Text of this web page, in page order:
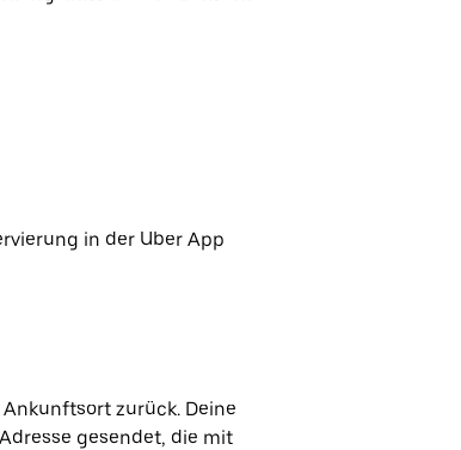
in der Uber App
zurück. Deine
gesendet, die mit